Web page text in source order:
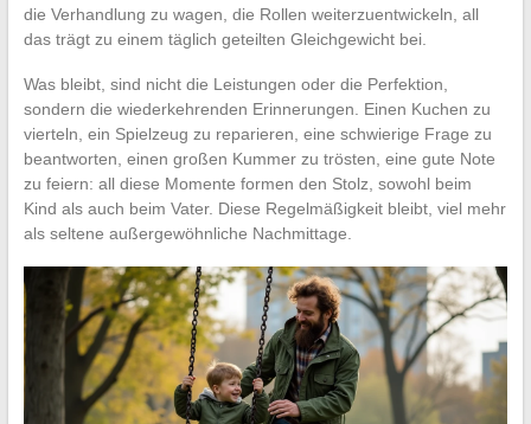
die Verhandlung zu wagen, die Rollen weiterzuentwickeln, all
das trägt zu einem täglich geteilten Gleichgewicht bei.
Was bleibt, sind nicht die Leistungen oder die Perfektion,
sondern die wiederkehrenden Erinnerungen. Einen Kuchen zu
vierteln, ein Spielzeug zu reparieren, eine schwierige Frage zu
beantworten, einen großen Kummer zu trösten, eine gute Note
zu feiern: all diese Momente formen den Stolz, sowohl beim
Kind als auch beim Vater. Diese Regelmäßigkeit bleibt, viel mehr
als seltene außergewöhnliche Nachmittage.